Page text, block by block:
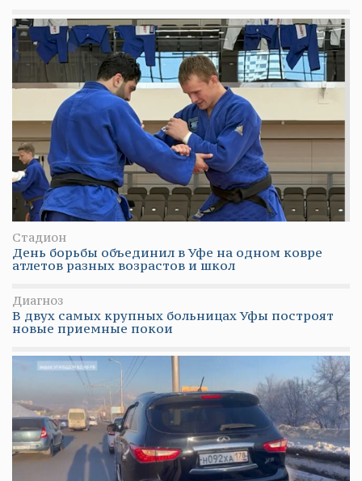
Стадион
День борьбы объединил в Уфе на одном ковре
атлетов разных возрастов и школ
Диагноз
В двух самых крупных больницах Уфы построят
новые приемные покои